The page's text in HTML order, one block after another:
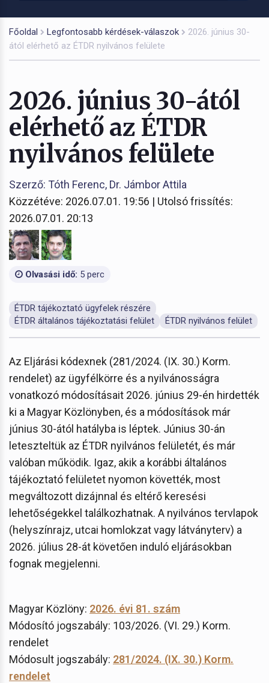
Főoldal Legfontosabb kérdések-válaszok
2026. június 30-
ától elérhető az ÉTDR nyilvános felülete
2026. június 30-ától
elérhető az ÉTDR
nyilvános felülete
Szerző: Tóth Ferenc, Dr. Jámbor Attila
Közzétéve: 2026.07.01. 19:56 | Utolsó frissítés:
2026.07.01. 20:13
Olvasási idő: 5 perc
ÉTDR tájékoztató ügyfelek részére
ÉTDR általános tájékoztatási felület
ÉTDR nyilvános felület
Az Eljárási kódexnek (281/2024. (IX. 30.) Korm.
rendelet) az ügyfélkörre és a nyilvánosságra
vonatkozó módosításait 2026. június 29-én hirdették
ki a Magyar Közlönyben, és a módosítások már
június 30-ától hatályba is léptek. Június 30-án
leteszteltük az ÉTDR nyilvános felületét, és már
valóban működik. Igaz, akik a korábbi általános
tájékoztató felületet nyomon követték, most
megváltozott dizájnnal és eltérő keresési
lehetőségekkel találkozhatnak. A nyilvános tervlapok
(helyszínrajz, utcai homlokzat vagy látványterv) a
2026. július 28-át követően induló eljárásokban
fognak megjelenni.
Magyar Közlöny: 2026. évi 81. szám
Módosító jogszabály: 103/2026. (VI. 29.) Korm.
rendelet
Módosult jogszabály: 281/2024. (IX. 30.) Korm.
rendelet